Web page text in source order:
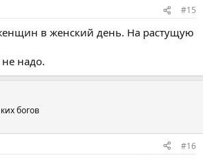
#15
в женский день. На растущую
надо.
богов
#16